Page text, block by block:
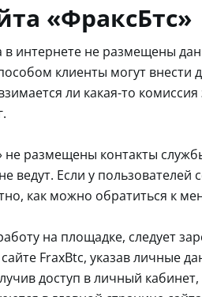
«ФраксБтс»
в интернете не размещены
клиенты могут внести
ли какая-то
не размещены контакты
ведут. Если у
как можно обратиться к
на площадке, следует
FraxBtc, указав личные
доступ в личный